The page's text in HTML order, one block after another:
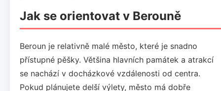
Jak se orientovat v Berouně
Beroun je relativně malé město, které je snadno
přístupné pěšky. Většina hlavních památek a atrakcí
se nachází v docházkové vzdálenosti od centra.
Pokud plánujete delší výlety, město má dobře